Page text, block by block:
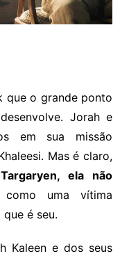
que o grande ponto
Jorah e
em sua missão
Mas é claro,
ela não
como uma vítima
é seu.
Kaleen e dos seus